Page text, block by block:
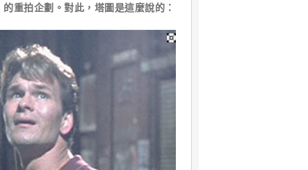
重拍企劃。對此，塔圖是這麼說的：